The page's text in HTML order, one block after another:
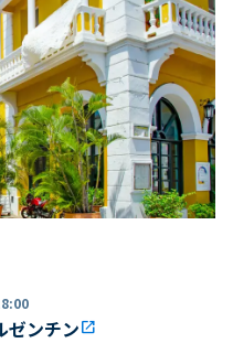
ゼンチンopen_in_new